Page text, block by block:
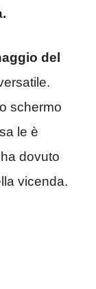
del
schermo
le è
dovuto
vicenda.